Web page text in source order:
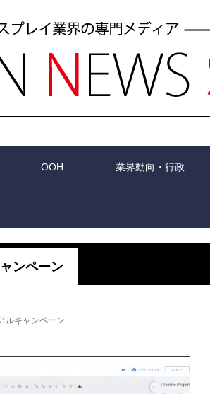
OOH 業界動向・行政
ンペーン
ルキャンペーン